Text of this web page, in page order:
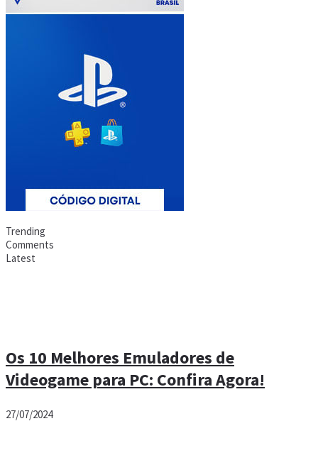
Trending
Comments
Latest
Os 10 Melhores Emuladores de
Videogame para PC: Confira Agora!
27/07/2024